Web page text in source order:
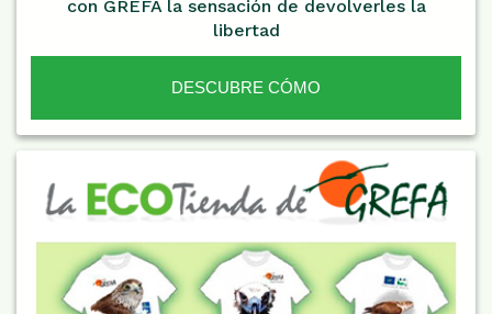
con GREFA la sensación de devolverles la
libertad
DESCUBRE CÓMO